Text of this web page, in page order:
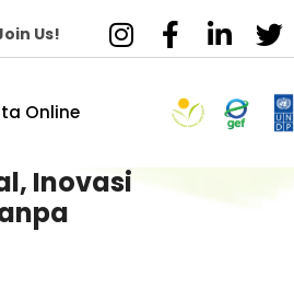
Us!
Online
Inovasi